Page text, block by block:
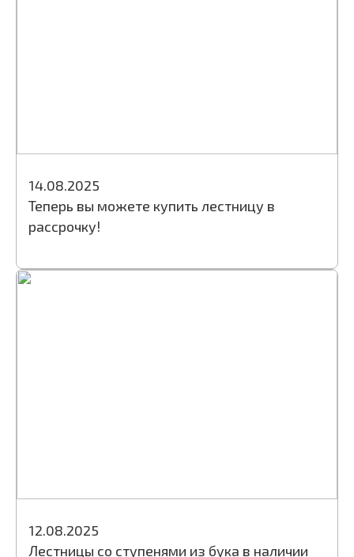
14.08.2025
Теперь вы можете купить лестницу в
рассрочку!
12.08.2025
Лестницы со ступенями из бука в наличии